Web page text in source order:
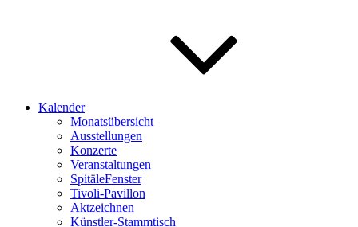
Kalender
Monatsübersicht
Ausstellungen
Konzerte
Veranstaltungen
SpitäleFenster
Tivoli-Pavillon
Aktzeichnen
Künstler-Stammtisch